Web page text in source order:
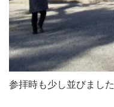
参拝時も少し並びました